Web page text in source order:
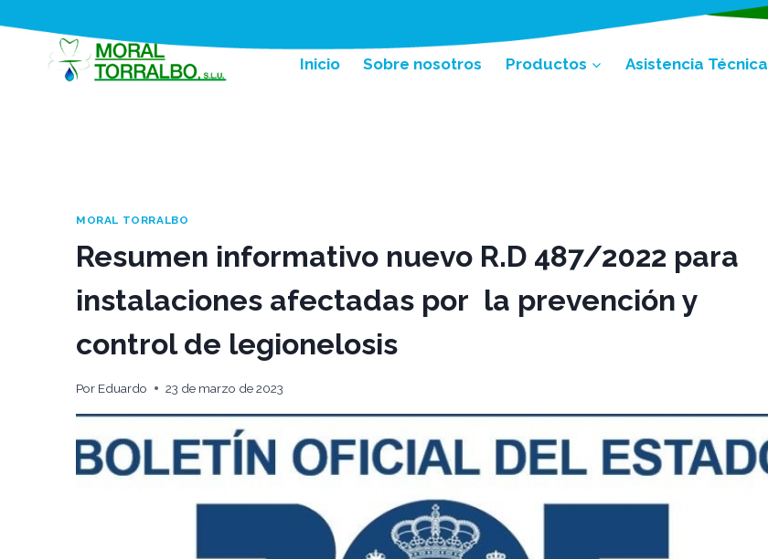
contenido
Inicio Sobre nosotros Productos Asistencia Técnica
MORAL TORRALBO
Resumen informativo nuevo R.D 487/2022 para
instalaciones afectadas por la prevención y
control de legionelosis
Por Eduardo 23 de marzo de 2023